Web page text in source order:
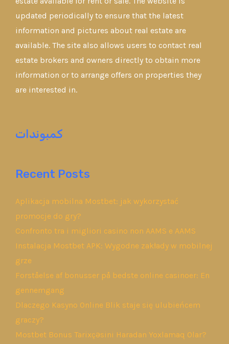
updated periodically to ensure that the latest
information and pictures about real estate are
available. The site also allows users to contact real
estate brokers and owners directly to obtain more
information or to arrange offers on properties they
are interested in.
كمبوندات
Recent Posts
Aplikacja mobilna Mostbet: jak wykorzystać
promocje do gry?
Confronto tra i migliori casino non AAMS e AAMS
Instalacja Mostbet APK: Wygodne zakłady w mobilnej
grze
Forståelse af bonusser på bedste online casinoer: En
gennemgang
Dlaczego Kasyno Online Blik staje się ulubieńcem
graczy?
Mostbet Bonus Tarixçəsini Haradan Yoxlamaq Olar?